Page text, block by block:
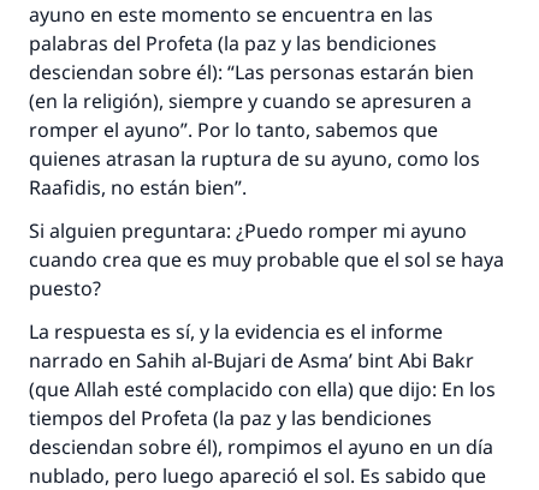
ayuno en este momento se encuentra en las
palabras del Profeta (la paz y las bendiciones
desciendan sobre él): “Las personas estarán bien
(en la religión), siempre y cuando se apresuren a
romper el ayuno”. Por lo tanto, sabemos que
quienes atrasan la ruptura de su ayuno, como los
Raafidis, no están bien”.
Si alguien preguntara: ¿Puedo romper mi ayuno
cuando crea que es muy probable que el sol se haya
puesto?
La respuesta es sí, y la evidencia es el informe
narrado en Sahih al-Bujari de Asma’ bint Abi Bakr
(que Allah esté complacido con ella) que dijo: En los
tiempos del Profeta (la paz y las bendiciones
desciendan sobre él), rompimos el ayuno en un día
nublado, pero luego apareció el sol. Es sabido que